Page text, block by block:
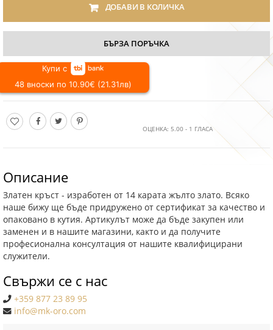
ДОБАВИ В КОЛИЧКА
БЪРЗА ПОРЪЧКА
Купи с
48 вноски по 10.90€ (21.31лв)
ОЦЕНКА: 5.00 - 1 ГЛАСА
Описание
Златен кръст - изработен от 14 карата жълто злато. Всяко
наше бижу ще бъде придружено от сертификат за качество и
опаковано в кутия. Артикулът може да бъде закупен или
заменен и в нашите магазини, както и да получите
професионална консултация от нашите квалифицирани
служители.
Свържи се с нас
+359 877 23 89 95
info@mk-oro.com